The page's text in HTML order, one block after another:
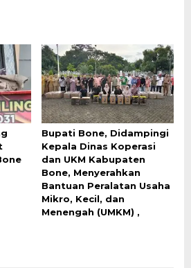
Bupati Bone, Didampingi
Kepala Dinas Koperasi
dan UKM Kabupaten
Bone, Menyerahkan
Bantuan Peralatan Usaha
Mikro, Kecil, dan
Menengah (UMKM) ,